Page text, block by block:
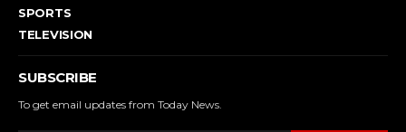
SPORTS
TELEVISION
SUBSCRIBE
To get email updates from Today News.